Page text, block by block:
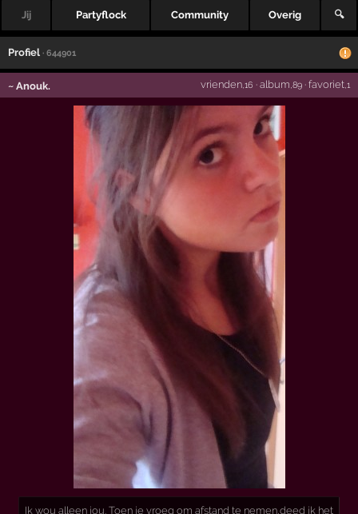
Jij Partyflock Community Overig 🔍
Profiel · 644901
~ Anouk. vrienden,16 · album ,89· favoriet,1
Ik wou alleen jou. Toen je vroeg om afstand te nemen,deed ik het